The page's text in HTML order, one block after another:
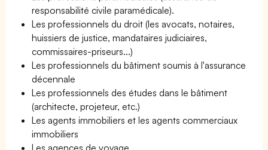
responsabilité civile paramédicale).
Les professionnels du droit (les avocats, notaires,
huissiers de justice, mandataires judiciaires,
commissaires-priseurs...)
Les professionnels du bâtiment soumis à l'assurance
décennale
Les professionnels des études dans le bâtiment
(architecte, projeteur, etc.)
Les agents immobiliers et les agents commerciaux
immobiliers
Les agences de voyage